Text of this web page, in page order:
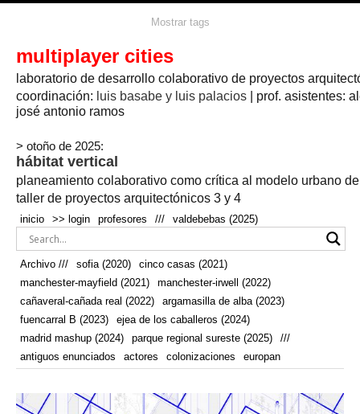
agricultura agricultura circular
arquitectura textil arte artesanía
bicicletas biodiversidad biorrefinería biotecnología bloque lineal
bodega bosque botánica caminos camping campo
cañada
real
canal cañaveral
real
cocina colaboración
autonoma
conectar
cooperativa crecimiento cueva cultivo cultivos deporte
don
quijote
ecosistema ejea de los caballeros
renovables
enterrado espacio social espacio verde
estructura europan fauna
fernández del amo festival fiesta flexibilidad fotomontaje
fuencarral b gastronomía geologia
geometrización curvas de
nivel
grúas habitar hábitat habitat hotel
infraestructura inmigración instalaciones invernadero
laguna línea del tiempo lineal longitudinal
manchester mapeo marihuana mayfield
mercado
modular modulo
naturaleza negociaciones nómada nucleos olivos paisaje
Mostrar tags
multiplayer cities
laboratorio de desarrollo colaborativo de proyectos
coordinación: luis basabe y luis palacios | prof. asistentes:
josé antonio ramos
> otoño de 2025:
hábitat vertical
planeamiento colaborativo como crítica al modelo urbano
taller de proyectos arquitectónicos 3 y 4
inicio >> login profesores /// valdebebas (2025)
Archivo /// sofia (2020)
cinco casas (2021)
manchester-mayfield (2021)
manchester-irwell (2022)
cañaveral-cañada real (2022)
argamasilla de alba (2023)
fuencarral B (2023)
ejea de los caballeros (2024)
madrid mashup (2024)
parque regional sureste (2025)
///
antiguos enunciados
actores colonizaciones europan